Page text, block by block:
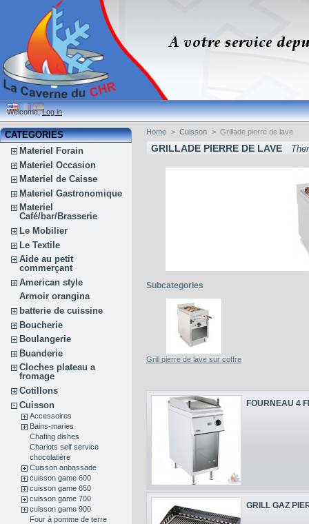
Welcome,Log in
CATEGORIES
Materiel Forain
Materiel Occasion
Materiel de Caisse
Materiel Gastronomique
Materiel
Café/bar/Brasserie
Le Mobilier
Le Textile
Aide au petit
commerçant
American style
Armoir orangina
batterie de cuissine
Boucherie
Boulangerie
Buanderie
Cloches plateau a
fromage
Cotillons
Cuisson
Accessoires
Bains-maries
Chafing dishes
Chariots self service
chocolatière
Cuisson anbassade
cuisson game 600
cuisson game 650
cuisson game 700
cuisson game 900
Four à pomme de terre
Home > Cuisson > Grillade pierre de lave
GRILLADE PIERRE DE LAVE
Subcategories
Grill pierre de lave sur coffre
FOURNEAU 4
GRILL GAZ